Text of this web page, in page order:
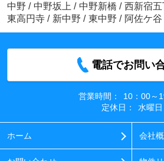
中野 / 中野坂上 / 中野新橋 / 西新宿五
東高円寺 / 新中野 / 東中野 / 阿佐ケ谷
電話でお問い
営業時間：
10：00～
定休日：
水曜日
ホーム 会社